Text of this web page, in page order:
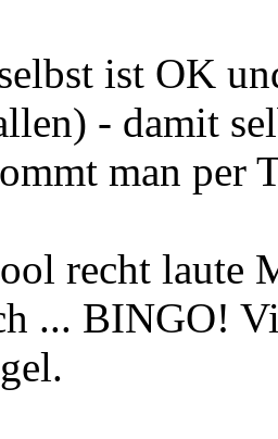
ist OK
- damit
man per
recht laute
... BINGO!